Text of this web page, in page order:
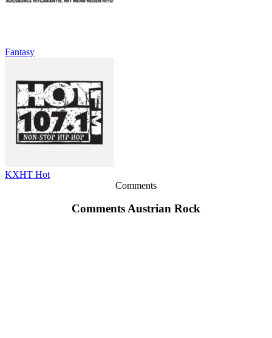
Fantasy
KXHT Hot
Comments
Comments Austrian Rock